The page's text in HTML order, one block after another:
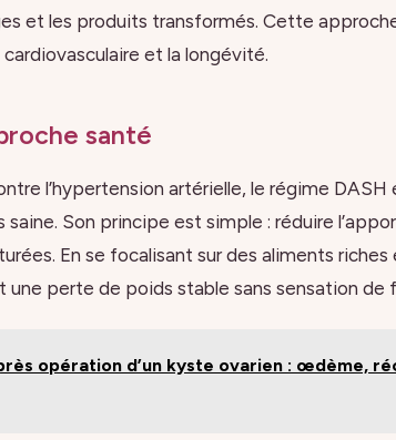
et les produits transformés. Cette
et la longévité.
santé
l’hypertension artérielle, le régime DASH
Son principe est simple : réduire
En se focalisant sur des aliments riches
une perte de poids stable sans sensation de
opération d’un kyste ovarien : œdème,